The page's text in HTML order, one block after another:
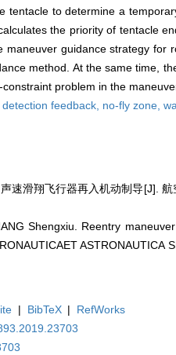
to determine a
the priority of tentacle
guidance strategy for
method. At the same time,
problem in the
detection feedback, no-fly zone,
速滑翔飞行器再入机动制导[J].
Shengxiu. Reentry
ASTRONAUTICA
| BibTeX |
RefWorks